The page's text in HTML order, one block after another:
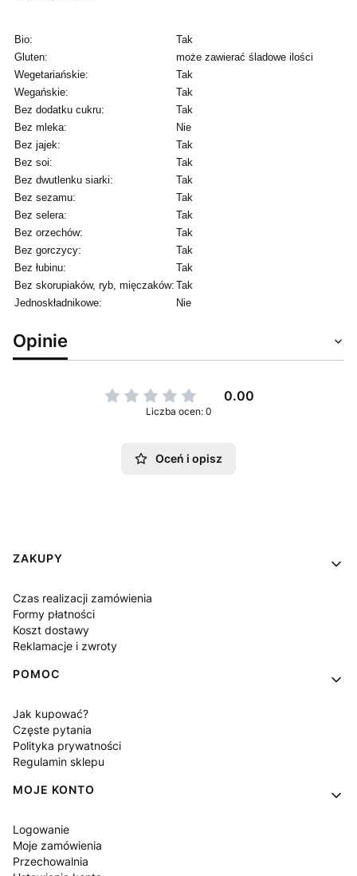
Bio:
Tak
Gluten:
może zawierać śladowe ilości
Wegetariańskie:
Tak
Wegańskie:
Tak
Bez dodatku cukru:
Tak
Bez mleka:
Nie
Bez jajek:
Tak
Bez soi:
Tak
Bez dwutlenku siarki:
Tak
Bez sezamu:
Tak
Bez selera:
Tak
Bez orzechów:
Tak
Bez gorczycy:
Tak
Bez łubinu:
Tak
Bez skorupiaków, ryb, mięczaków: Tak
Jednoskładnikowe:
Nie
Opinie
0.00
Liczba ocen: 0
Oceń i opisz
Linki w stopce
ZAKUPY
Czas realizacji zamówienia
Formy płatności
Koszt dostawy
Reklamacje i zwroty
POMOC
Jak kupować?
Częste pytania
Polityka prywatności
Regulamin sklepu
MOJE KONTO
Logowanie
Moje zamówienia
Przechowalnia